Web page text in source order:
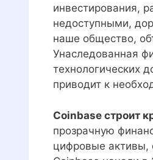
инвестирования,
недоступными,
наше общество,
Унаследованная
технологических
приводит к
Coinbase строит
прозрачную
цифровые активы,